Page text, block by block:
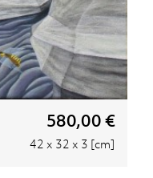
580,00 €
42 x 32 x 3 [cm]